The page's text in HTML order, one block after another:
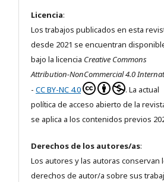
Licencia:
Los trabajos publicados en esta
desde 2021 se encuentran
bajo la licencia Creative Commons
Attribution-NonCommercial 4.0
- CC BY-NC 4.0
. La actual
política de acceso abierto de la
se aplica a los contenidos previos
Derechos de los autores/as:
Los autores y las autoras conservan
derechos de autor/a sobre sus